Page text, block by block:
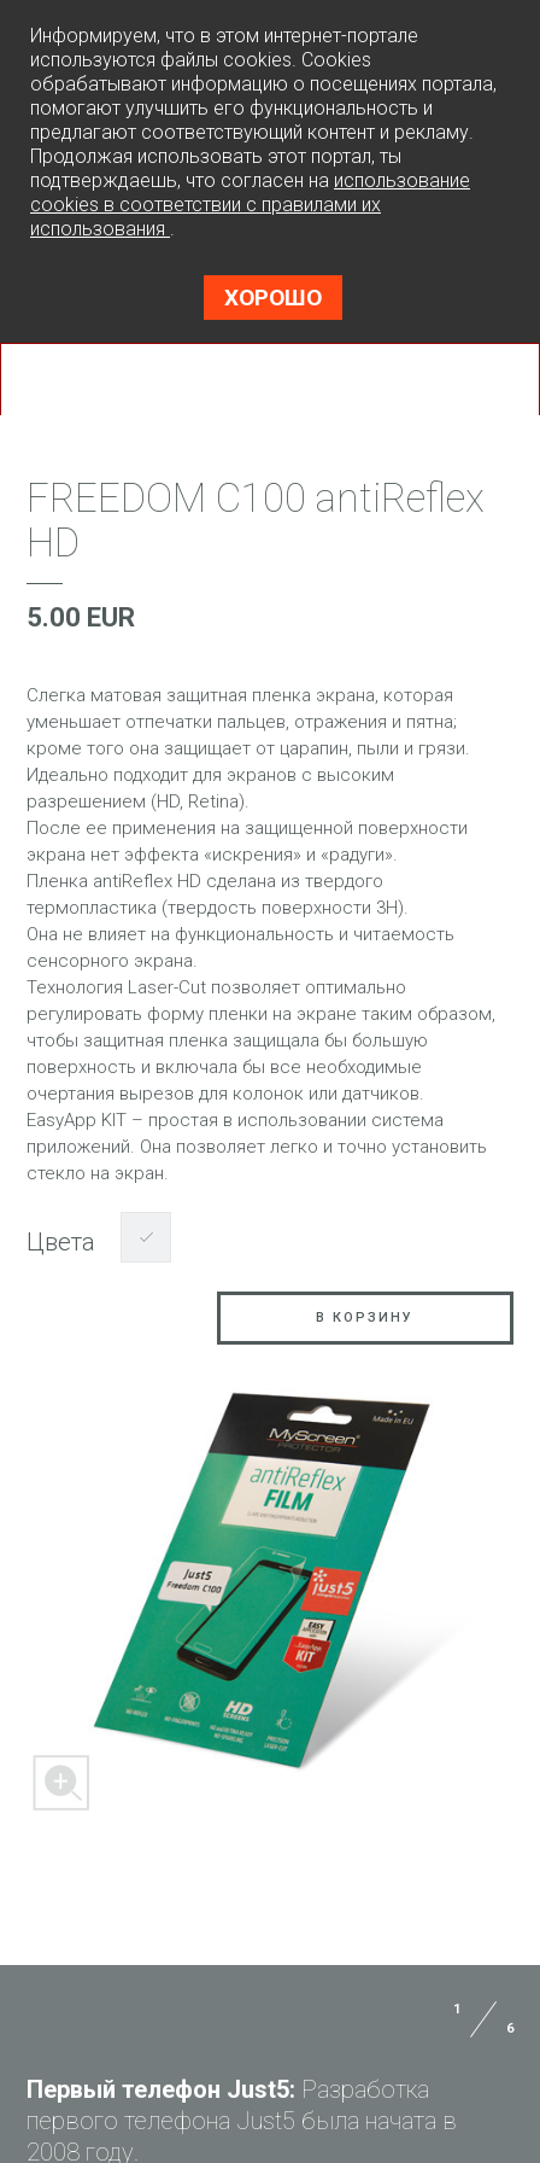
Информируем, что в этом интернет-портале
используются файлы cookies. Cookies
обрабатывают информацию о посещениях портала,
помогают улучшить его функциональность и
предлагают соответствующий контент и рекламу.
Продолжая использовать этот портал, ты
подтверждаешь, что согласен на использование
cookies в соответствии с правилами их
использования .
ХОРОШО
FREEDOM C100 antiReflex
HD
5.00 EUR
Слегка матовая защитная пленка экрана, которая
уменьшает отпечатки пальцев, отражения и пятна;
кроме того она защищает от царапин, пыли и грязи.
Идеально подходит для экранов с высоким
разрешением (HD, Retina).
После ее применения на защищенной поверхности
экрана нет эффекта «искрения» и «радуги».
Пленка antiReflex HD сделана из твердого
термопластика (твердость поверхности 3Н).
Она не влияет на функциональность и читаемость
сенсорного экрана.
Технология Laser-Cut позволяет оптимально
регулировать форму пленки на экране таким образом,
чтобы защитная пленка защищала бы большую
поверхность и включала бы все необходимые
очертания вырезов для колонок или датчиков.
EasyApp KIT – простая в использовании система
приложений. Она позволяет легко и точно установить
стекло на экран.
Цвета
В КОРЗИНУ
1
6
Первый телефон Just5: Разработка
первого телефона Just5 была начата в
2008 году.